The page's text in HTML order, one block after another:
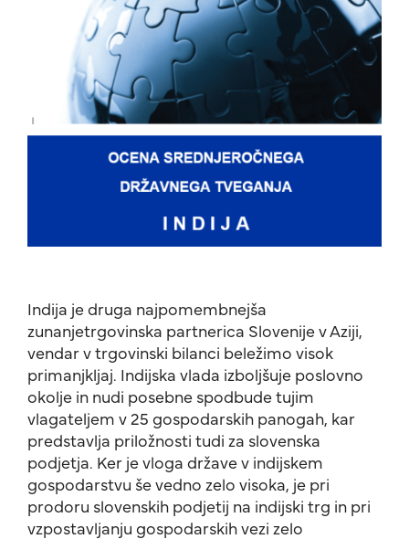
Indija je druga najpomembnejša
zunanjetrgovinska partnerica Slovenije v Aziji,
vendar v trgovinski bilanci beležimo visok
primanjkljaj. Indijska vlada izboljšuje poslovno
okolje in nudi posebne spodbude tujim
vlagateljem v 25 gospodarskih panogah, kar
predstavlja priložnosti tudi za slovenska
podjetja. Ker je vloga države v indijskem
gospodarstvu še vedno zelo visoka, je pri
prodoru slovenskih podjetij na indijski trg in pri
vzpostavljanju gospodarskih vezi zelo